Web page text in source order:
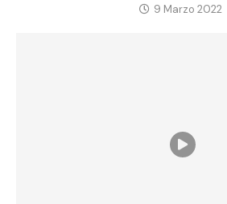
9 Marzo 2022